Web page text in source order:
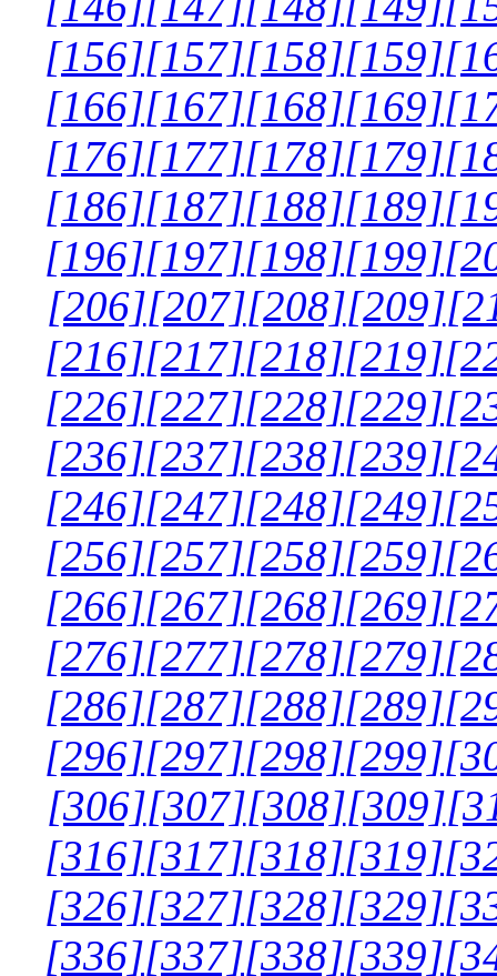
[156][157][158][159]
[166][167][168][169]
[176][177][178][179]
[186][187][188][189]
[196][197][198][199]
[206][207][208][209]
[216][217][218][219]
[226][227][228][229]
[236][237][238][239]
[246][247][248][249]
[256][257][258][259]
[266][267][268][269]
[276][277][278][279]
[286][287][288][289]
[296][297][298][299]
[306][307][308][309]
[316][317][318][319]
[326][327][328][329]
[336][337][338][339]